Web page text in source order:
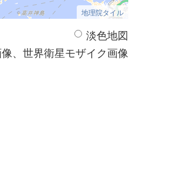
地理院タイル
淡色地図
、世界衛星モザイク画像